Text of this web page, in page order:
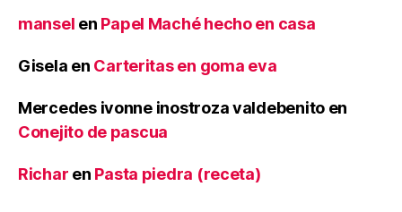
mansel en Papel Maché hecho en casa
Gisela en Carteritas en goma eva
Mercedes ivonne inostroza valdebenito en
Conejito de pascua
Richar en Pasta piedra (receta)